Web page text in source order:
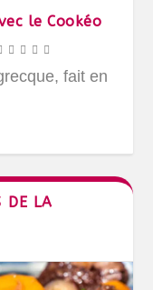
le Cookéo
fait en
DE LA